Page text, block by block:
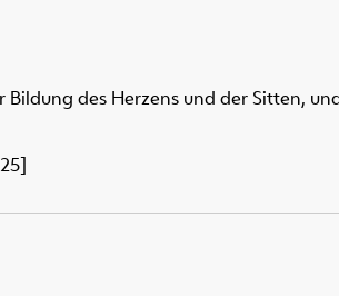
des Herzens und der Sitten,